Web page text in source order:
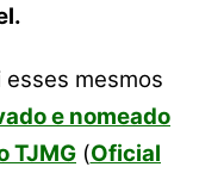
mesmos
e nomeado
TJMG(Oficial